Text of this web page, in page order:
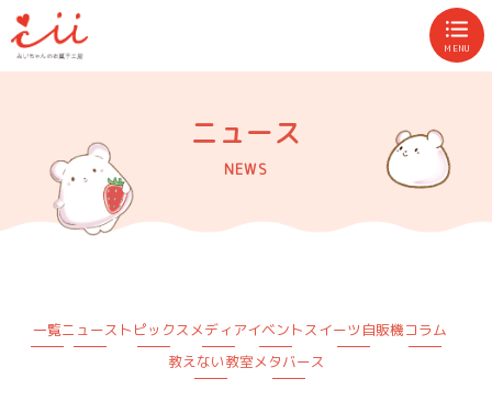
MENU
ニュース
NEWS
一覧ニュース トピックスメディアイベントスイーツ自販機コラム
教えない教室メタバース